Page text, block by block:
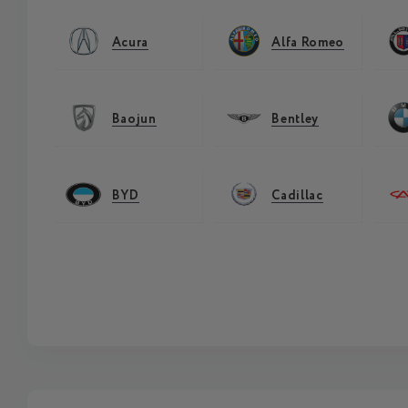
Acura Alfa Romeo
Baojun Bentley
BYD Cadillac